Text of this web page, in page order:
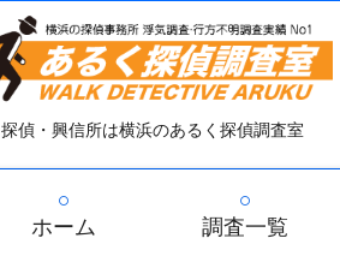
探偵・興信所は横浜のあるく探偵調査室
ホーム 調査一覧